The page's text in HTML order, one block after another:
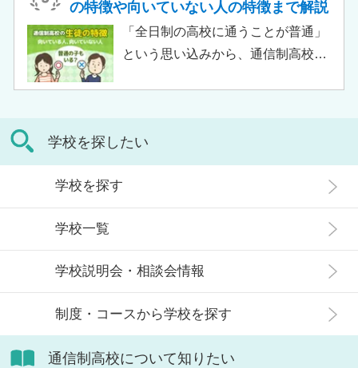
リット・デメリットについて解説し
ます。
か。 結論から言うと、通信制高校に
行ったからといって「人生終了」で
は決してありません。通信制高校で
の記事では、通信制高校に行くこと
が人生終わりではない理由や、通う
せた高校選びについて解説します。
の特徴や向いていない人の特徴まで解説
「全日制の高校に通うことが普通」
という思い込みから、通信制高校へ
生徒」などが通う学校という、先入
観がある人もいるかもしれません。
増加傾向にあり、さまざまな生徒が
在籍しています。 この記事では、通
信制高校にはどのような生徒が通っ
ているかや、通信制高校に向いてい
ます。
学校を探したい
学校を探す
学校一覧
学校説明会・相談会情報
制度・コースから学校を探す
通信制高校について知りたい